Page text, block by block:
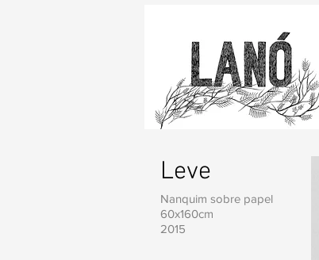
Leve
Nanquim sobre papel
60x160cm
2015